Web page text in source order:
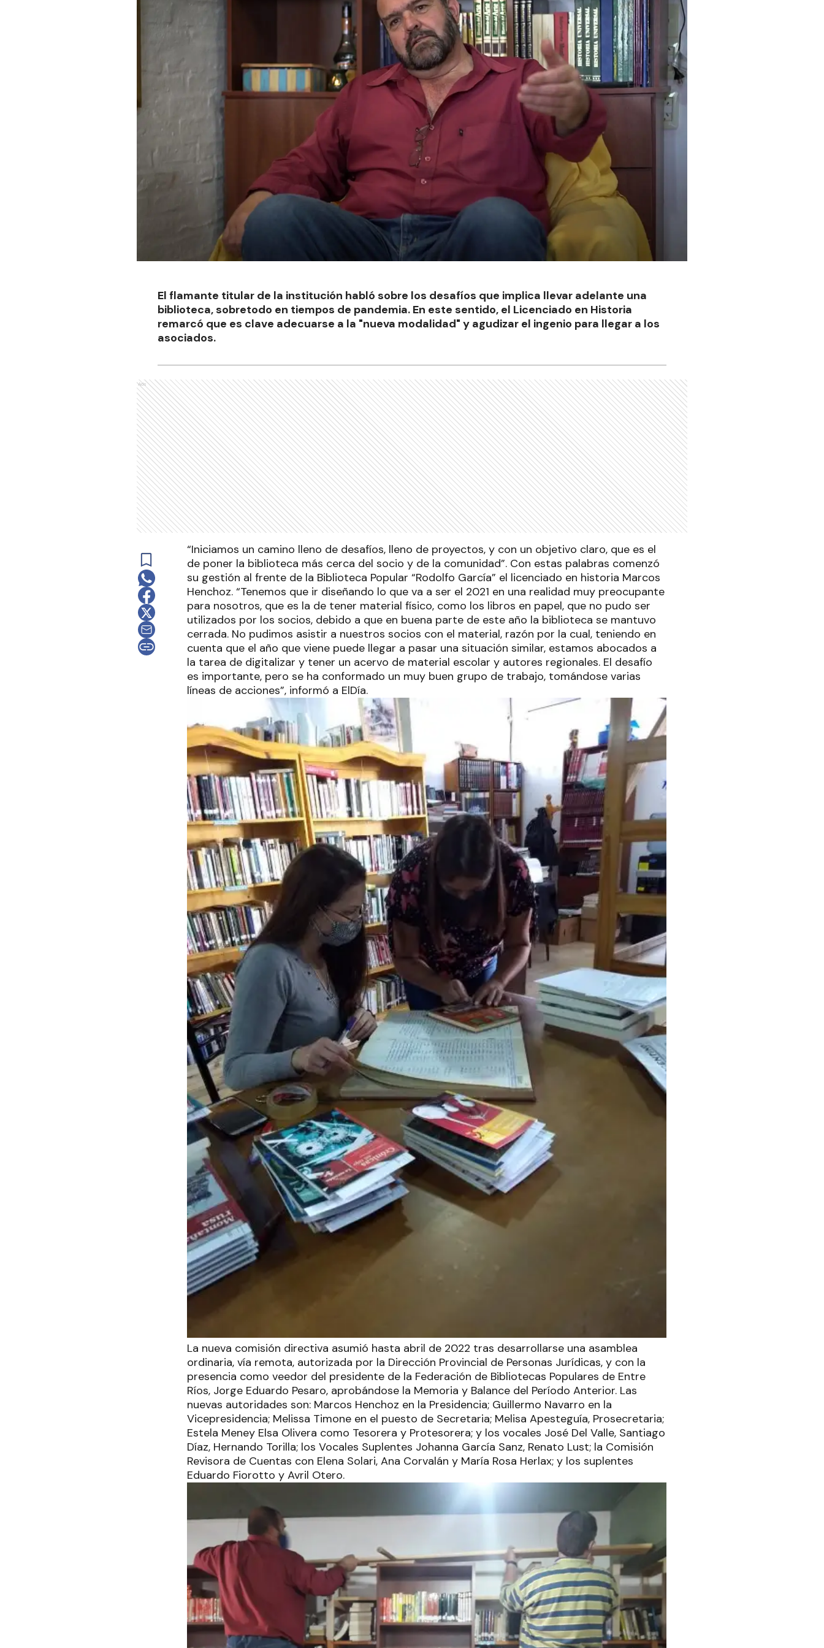
El flamante titular de la institución habló sobre los desafíos que implica llevar adelante una
biblioteca, sobretodo en tiempos de pandemia. En este sentido, el Licenciado en Historia
remarcó que es clave adecuarse a la "nueva modalidad" y agudizar el ingenio para llegar a los
asociados.
Ads
“Iniciamos un camino lleno de desafíos, lleno de proyectos, y con un objetivo claro, que es el
de poner la biblioteca más cerca del socio y de la comunidad”. Con estas palabras comenzó
su gestión al frente de la Biblioteca Popular “Rodolfo García” el licenciado en historia Marcos
Henchoz. “Tenemos que ir diseñando lo que va a ser el 2021 en una realidad muy preocupante
para nosotros, que es la de tener material físico, como los libros en papel, que no pudo ser
utilizados por los socios, debido a que en buena parte de este año la biblioteca se mantuvo
cerrada. No pudimos asistir a nuestros socios con el material, razón por la cual, teniendo en
cuenta que el año que viene puede llegar a pasar una situación similar, estamos abocados a
la tarea de digitalizar y tener un acervo de material escolar y autores regionales. El desafío
es importante, pero se ha conformado un muy buen grupo de trabajo, tomándose varias
líneas de acciones”, informó a ElDía.
La nueva comisión directiva asumió hasta abril de 2022 tras desarrollarse una asamblea
ordinaria, vía remota, autorizada por la Dirección Provincial de Personas Jurídicas, y con la
presencia como veedor del presidente de la Federación de Bibliotecas Populares de Entre
Ríos, Jorge Eduardo Pesaro, aprobándose la Memoria y Balance del Período Anterior. Las
nuevas autoridades son: Marcos Henchoz en la Presidencia; Guillermo Navarro en la
Vicepresidencia; Melissa Timone en el puesto de Secretaria; Melisa Apesteguía, Prosecretaria;
Estela Meney Elsa Olivera como Tesorera y Protesorera; y los vocales José Del Valle, Santiago
Díaz, Hernando Torilla; los Vocales Suplentes Johanna García Sanz, Renato Lust; la Comisión
Revisora de Cuentas con Elena Solari, Ana Corvalán y María Rosa Herlax; y los suplentes
Eduardo Fiorotto y Avril Otero.